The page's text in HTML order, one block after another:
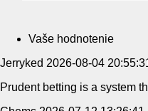
Vaše hodnotenie
Jerryked 2026-08-04
Prudent betting is a system